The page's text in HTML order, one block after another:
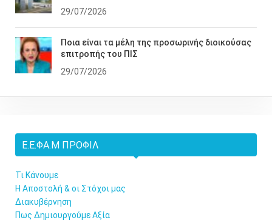
29/07/2026
Ποια είναι τα μέλη της προσωρινής διοικούσας
επιτροπής του ΠΙΣ
29/07/2026
Ε.Ε.ΦΑ.Μ ΠΡΟΦΊΛ
Τι Κάνουμε
Η Αποστολή & οι Στόχοι μας
Διακυβέρνηση
Πως Δημιουργούμε Αξία